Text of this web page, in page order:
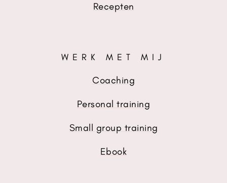
Recepten
WERK MET MIJ
Coaching
Personal training
Small group training
Ebook